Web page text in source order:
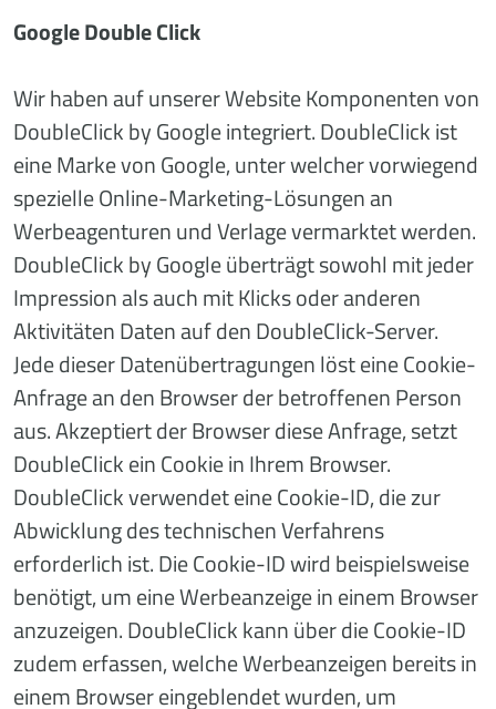
Google Double Click
Wir haben auf unserer Website Komponenten von
DoubleClick by Google integriert. DoubleClick ist
eine Marke von Google, unter welcher vorwiegend
spezielle Online-Marketing-Lösungen an
Werbeagenturen und Verlage vermarktet werden.
DoubleClick by Google überträgt sowohl mit jeder
Impression als auch mit Klicks oder anderen
Aktivitäten Daten auf den DoubleClick-Server.
Jede dieser Datenübertragungen löst eine Cookie-
Anfrage an den Browser der betroffenen Person
aus. Akzeptiert der Browser diese Anfrage, setzt
DoubleClick ein Cookie in Ihrem Browser.
DoubleClick verwendet eine Cookie-ID, die zur
Abwicklung des technischen Verfahrens
erforderlich ist. Die Cookie-ID wird beispielsweise
benötigt, um eine Werbeanzeige in einem Browser
anzuzeigen. DoubleClick kann über die Cookie-ID
zudem erfassen, welche Werbeanzeigen bereits in
einem Browser eingeblendet wurden, um